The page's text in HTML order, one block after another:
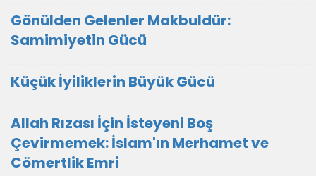
​Gönülden Gelenler Makbuldür:
Samimiyetin Gücü
Küçük İyiliklerin Büyük Gücü
Allah Rızası İçin İsteyeni Boş
Çevirmemek: İslam'ın Merhamet ve
Cömertlik Emri